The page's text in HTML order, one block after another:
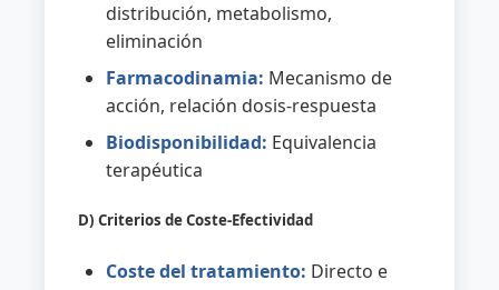
distribución, metabolismo,
eliminación
Farmacodinamia: Mecanismo de
acción, relación dosis-respuesta
Biodisponibilidad: Equivalencia
terapéutica
D) Criterios de Coste-Efectividad
Coste del tratamiento: Directo e